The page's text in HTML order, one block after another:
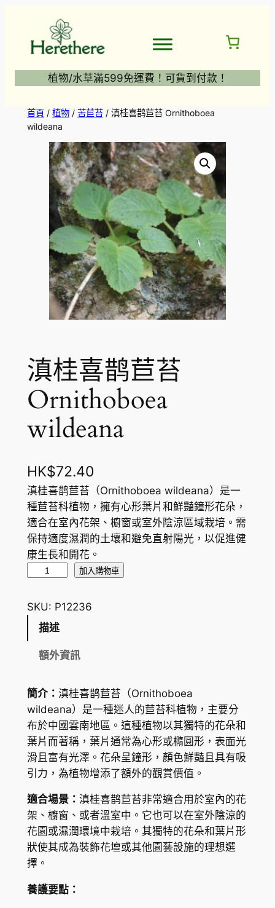
植物/水草滿599免運費！可貨到付款！
首頁/ 植物/ 苦苣苔/ 滇桂喜鹊苣苔 Ornithoboea
wildeana
滇桂喜鹊苣苔
Ornithoboea
wildeana
HK$72.40
滇桂喜鹊苣苔（Ornithoboea wildeana）是一
種苣苔科植物，擁有心形葉片和鮮豔鐘形花朵，
適合在室內花架、櫥窗或室外陰涼區域栽培。需
保持適度濕潤的土壤和避免直射陽光，以促進健
康生長和開花。
喜
鹊
n
i
t
h
o
b
o
e
a
w
i
d
加入購物車
SKU: P12236
描述
額外資訊
簡介： 滇桂喜鹊苣苔（Ornithoboea
wildeana）是一種迷人的苣苔科植物，主要分
布於中國雲南地區。這種植物以其獨特的花朵和
葉片而著稱，葉片通常為心形或橢圓形，表面光
滑且富有光澤。花朵呈鐘形，顏色鮮豔且具有吸
引力，為植物增添了額外的觀賞價值。
適合場景： 滇桂喜鹊苣苔非常適合用於室內的花
架、櫥窗、或者溫室中。它也可以在室外陰涼的
花園或濕潤環境中栽培。其獨特的花朵和葉片形
狀使其成為裝飾花壇或其他園藝設施的理想選
擇。
養護要點：